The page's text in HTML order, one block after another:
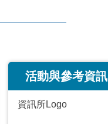
活動與參考資訊
資訊所Logo